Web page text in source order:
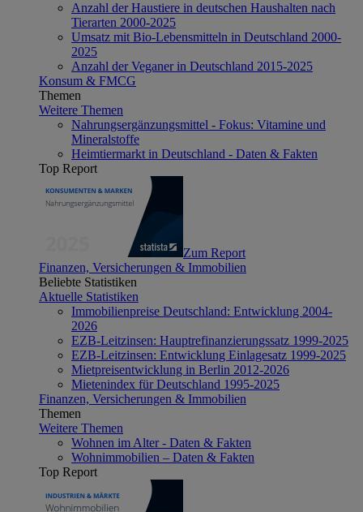
Anzahl der Haustiere in deutschen Haushalten nach
Tierarten 2000-2025
Umsatz mit Bio-Lebensmitteln in Deutschland 2000-
2025
Anzahl der Veganer in Deutschland 2015-2025
Konsum & FMCG
Themen
Weitere Themen
Nahrungsergänzungsmittel - Fokus: Vitamine und
Mineralstoffe
Heimtiermarkt in Deutschland - Daten & Fakten
Top Report
Zum Report
Finanzen, Versicherungen & Immobilien
Beliebte Statistiken
Aktuelle Statistiken
Immobilienpreise Deutschland: Entwicklung 2004-
2026
EZB-Leitzinsen: Hauptrefinanzierungssatz 1999-2025
EZB-Leitzinsen: Entwicklung Einlagesatz 1999-2025
Mietpreisentwicklung in Berlin 2012-2026
Mietenindex für Deutschland 1995-2025
Finanzen, Versicherungen & Immobilien
Themen
Weitere Themen
Wohnen im Alter - Daten & Fakten
Wohnimmobilien – Daten & Fakten
Top Report